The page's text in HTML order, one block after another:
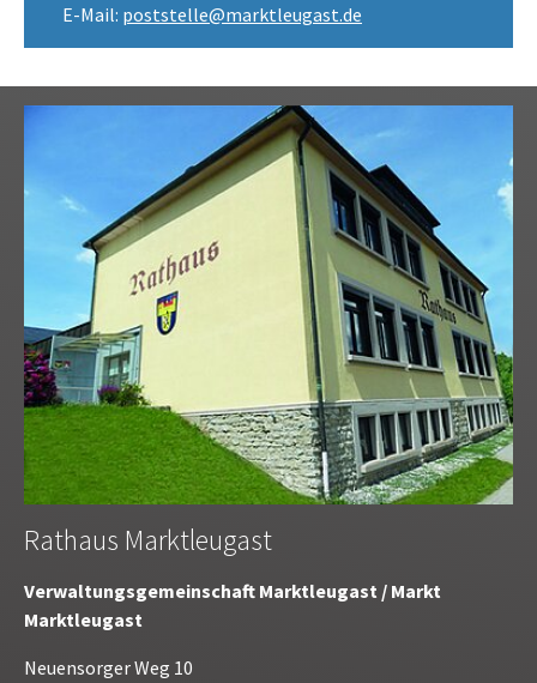
E-Mail: poststelle@marktleugast.de
Rathaus Marktleugast
Verwaltungsgemeinschaft Marktleugast / Markt
Marktleugast
Neuensorger Weg 10